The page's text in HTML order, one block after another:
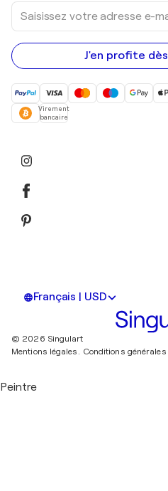
Saisissez
votre
adresse
e-
mail
J'en profite
Virement
bancaire
Français | USD
© 2026 Singulart
Mentions légales. Conditions générales
Peintre